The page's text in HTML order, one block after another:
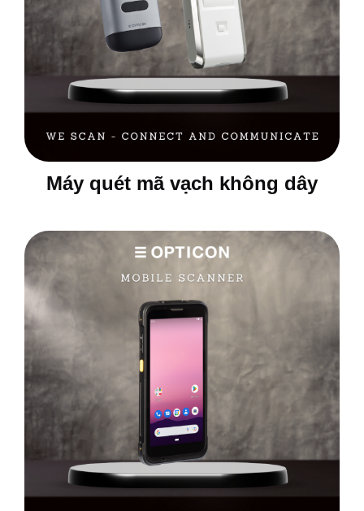
Máy quét mã vạch không dây